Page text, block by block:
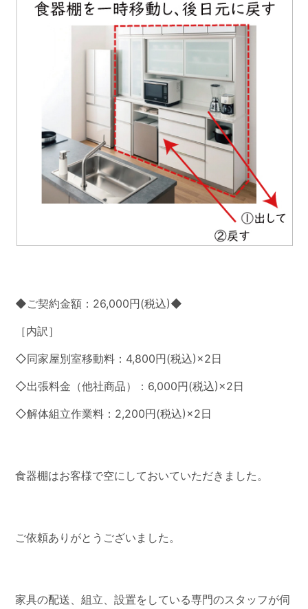
◆ご契約金額：26,000円(税込)◆
［内訳］
◇同家屋別室移動料：4,800円(税込)×2日
◇出張料金（他社商品）：6,000円(税込)×2日
◇解体組立作業料：2,200円(税込)×2日
食器棚はお客様で空にしておいていただきました。
ご依頼ありがとうございました。
家具の配送、組立、設置をしている専門のスタッフが伺